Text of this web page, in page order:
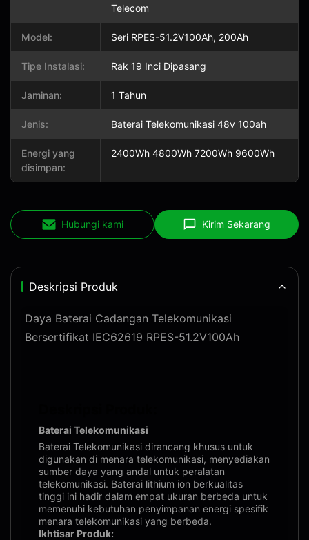
Telecom
Model: Seri RPES-51.2V100Ah, 200Ah
Tipe Instalasi: Rak 19 Inci Dipasang
Jaminan: 1 Tahun
Jenis: Baterai Telekomunikasi 48v 100ah
Energi yang
disimpan:
2400Wh 4800Wh 7200Wh 9600Wh
Hubungi kami Kirim Sekarang
Deskripsi Produk
Daya Baterai Cadangan Telekomunikasi
Bersertifikat IEC62619 RPES-51.2V100Ah
Baterai Telekomunikasi
Baterai Telekomunikasi dirancang khusus untuk
digunakan di menara telekomunikasi, menyediakan
sumber daya yang andal untuk peralatan
telekomunikasi. Baterai lithium ion berkualitas
tinggi ini hadir dalam empat ukuran berbeda untuk
memenuhi kebutuhan penyimpanan energi spesifik
menara telekomunikasi yang berbeda.
Ikhtisar Produk: